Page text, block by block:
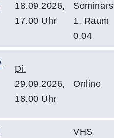
18.09.2026,
17.00 Uhr
1, Raum
0.04
Di.
29.09.2026,
18.00 Uhr
Online
VHS